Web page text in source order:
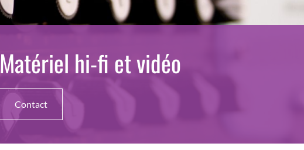
Matériel hi-fi et vidéo
Contact